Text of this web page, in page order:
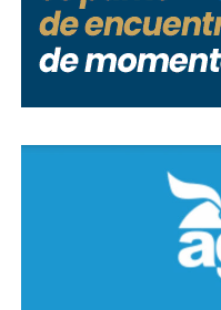
Surge de la
Universidad Siglo 21,
metodología basada
gasto efectuado por
matemática del gasto